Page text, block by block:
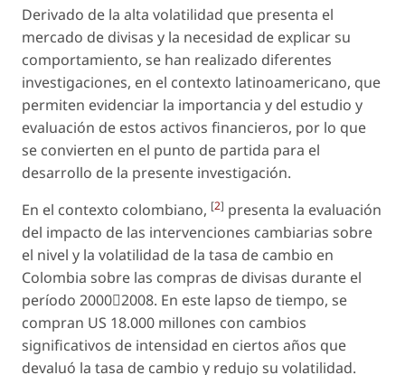
Derivado de la alta volatilidad que presenta el
mercado de divisas y la necesidad de explicar su
comportamiento, se han realizado diferentes
investigaciones, en el contexto latinoamericano, que
permiten evidenciar la importancia y del estudio y
evaluación de estos activos financieros, por lo que
se convierten en el punto de partida para el
desarrollo de la presente investigación.
En el contexto colombiano, [2] presenta la evaluación
del impacto de las intervenciones cambiarias sobre
el nivel y la volatilidad de la tasa de cambio en
Colombia sobre las compras de divisas durante el
período 2000􀀀2008. En este lapso de tiempo, se
compran US 18.000 millones con cambios
significativos de intensidad en ciertos años que
devaluó la tasa de cambio y redujo su volatilidad.